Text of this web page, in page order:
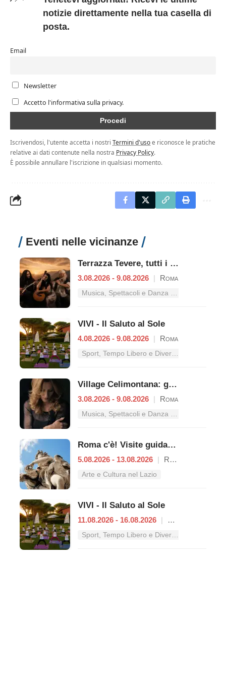
notizie direttamente nella tua casella di
posta.
Email
Newsletter
Accetto l'informativa sulla privacy.
Iscrivendosi, l'utente accetta i nostri Termini d'usoe riconosce le pratiche
relative ai dati contenute nella nostra Privacy Policy.
È possibile annullare l'iscrizione in qualsiasi momento.
Eventi nelle vicinanze
Terrazza Tevere, tutti i concerti dal 3 al 9 agosto
3.08.2026 - 9.08.2026 | Roma
Musica, Spettacoli e Danza nel Lazio
VIVI - Il Saluto al Sole
4.08.2026 - 9.08.2026 | Roma
Sport, Tempo Libero e Divertimento nel Lazio
Village Celimontana: gli appuntamenti dal 3 al 9 agosto
3.08.2026 - 9.08.2026 | Roma
Musica, Spettacoli e Danza nel Lazio
Roma c'è! Visite guidate (anche per bambini) dal 5 al 13 agosto 2026
5.08.2026 - 13.08.2026 | Roma
Arte e Cultura nel Lazio
VIVI - Il Saluto al Sole
11.08.2026 - 16.08.2026 |
Sport, Tempo Libero e Divertimento nel Lazio